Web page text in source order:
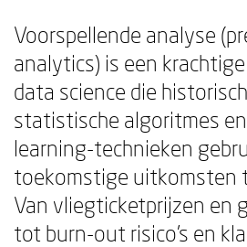
Voorspellende analyse
analytics) is een
data science die
statistische algoritmes
learning-technieken
toekomstige uitkomsten
Van vliegticketprijzen en
tot burn-out risico's en